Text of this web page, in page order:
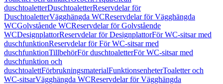
duschtoaletterDuschtoaletterReservdelar för
DuschtoaletterVägghängda WCReservdelar för Vägghängda
WCGolvstående WCReservdelar för Golvstående
WCDesignplattorReservdelar för DesignplattorFör WC-sitsar med
duschfunktionReservdelar för För WC-sitsar med
duschfunktionTillbehörFör duschtoaletterFör WC-sitsar med
duschfunktion och
duschtoalettFörbrukningsmaterialFunktionsenheterToaletter och
WC-sitsarVägghängda WCReservdelar för Vägghängda